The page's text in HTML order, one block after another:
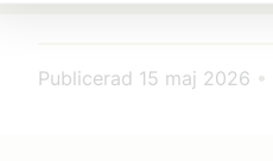
Publicerad 15 maj 2026 •